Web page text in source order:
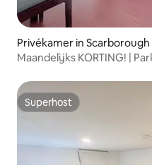
Privékamer in Scarborough
Maandelijks KORTING! |
Superhost
Superhost